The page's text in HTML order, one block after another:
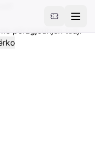
përzgjedhjen tuaj.